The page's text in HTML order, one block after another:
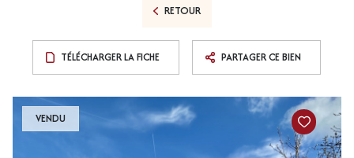
RETOUR
TÉLÉCHARGER LA FICHE PARTAGER CE BIEN
VENDU